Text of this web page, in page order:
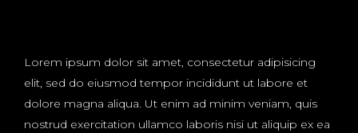
Lorem ipsum dolor sit amet, consectetur adipisicing
elit, sed do eiusmod tempor incididunt ut labore et
dolore magna aliqua. Ut enim ad minim veniam, quis
nostrud exercitation ullamco laboris nisi ut aliquip ex ea